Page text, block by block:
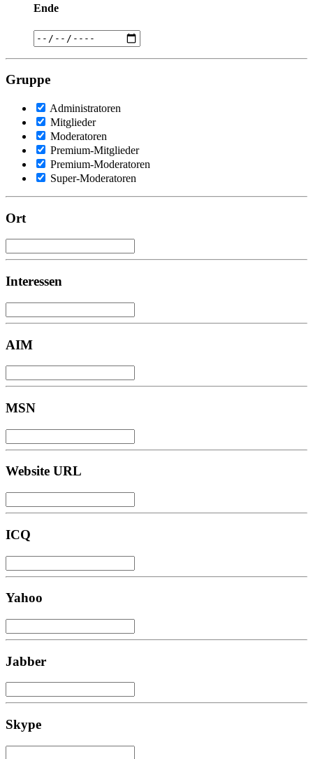
Ende
Gruppe
Administratoren
Mitglieder
Moderatoren
Premium-Mitglieder
Premium-Moderatoren
Super-Moderatoren
Ort
Interessen
AIM
MSN
Website URL
ICQ
Yahoo
Jabber
Skype